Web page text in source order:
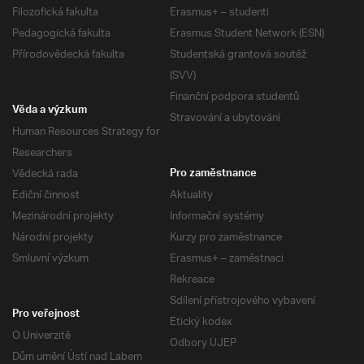
Filozofická fakulta
Pedagogická fakulta
Přírodovědecká fakulta
Erasmus+ – studenti
Erasmus Student Network (ESN)
Studentská grantová soutěž
(SVV)
Finanční podpora studentů
Stravování a ubytování
Věda a výzkum
Human Resources Strategy for
Researchers
Vědecká rada
Ediční činnost
Mezinárodní projekty
Národní projekty
Smluvní výzkum
Pro zaměstnance
Aktuality
Informační systémy
Kurzy pro zaměstnance
Erasmus+ – zaměstnaci
Rekreace
Sdílení přístrojového vybavení
Etický kodex
Odbory UJEP
Pro veřejnost
O Univerzitě
Dům umění Ústí nad Labem